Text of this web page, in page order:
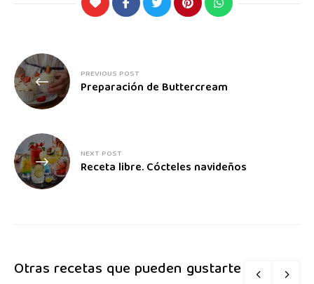
PREVIOUS POST
Preparación de Buttercream
NEXT POST
Receta libre. Cócteles navideños
Otras recetas que pueden gustarte